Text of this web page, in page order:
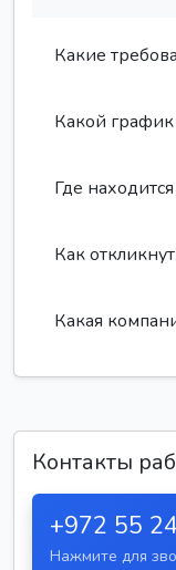
Какие
Какой
Где
Как
Какая
Контакты
+972 55
Нажмите для